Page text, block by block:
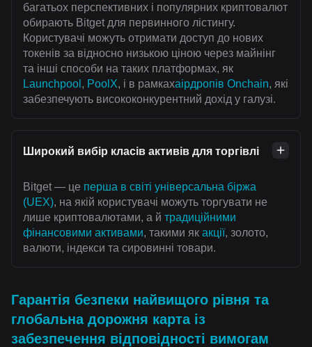
багатьох перспективних і популярних криптовалют
обирають Bitget для первинного лістингу.
Користувачі можуть отримати доступ до нових
токенів за відносно низькою ціною через майнінг
та інші способи на таких платформах, як
Launchpool , PoolX, і в рамкахаірдропів Onchain, які
забезпечують висококонкурентний дохід у галузі.
Широкий вибір класів активів для торгівлі
Bitget — це перша в світі універсальна біржа
(UEX), на якій користувачі можуть торгувати не
лише криптовалютами, а й традиційними
фінансовими активами, такими як акції, золото,
валюти, індекси та сировинні товари.
Гарантія безпеки найвищого рівня та
глобальна дорожня карта із
забезпечення відповідності вимогам